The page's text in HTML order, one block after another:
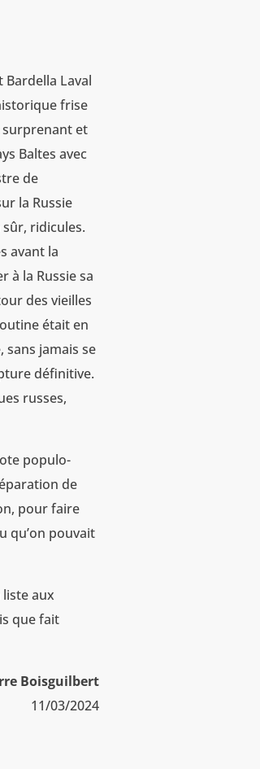
Bardella Laval
frise
surprenant et
Baltes avec
de
la Russie
ridicules.
avant la
à la Russie sa
des vieilles
était en
jamais se
définitive.
russes,
populo-
de
pour faire
qu’on pouvait
aux
que fait
Boisguilbert
11/03/2024